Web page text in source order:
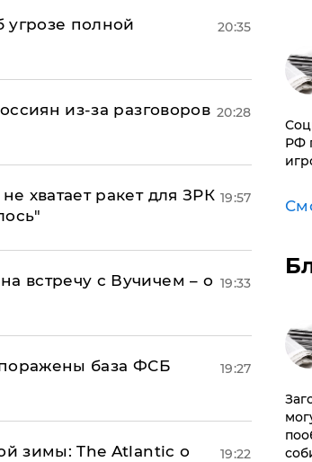
полной
20:35
из-за разговоров 20:28
хватает ракет для ЗРК 19:57
встречу с Вучичем – о 19:33
база ФСБ
19:27
зимы: The Atlantic о 19:22
РФ